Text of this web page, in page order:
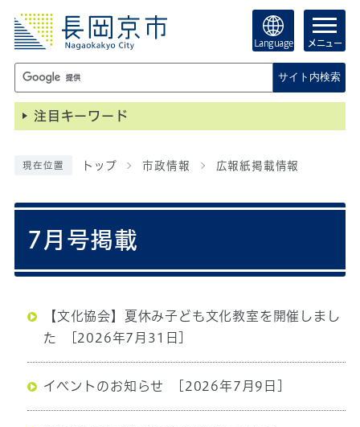
Language メニュー
サイト内検索
注目キーワード
現在位置 トップ 市政情報 広報紙掲載情報
7月号掲載
【文化協会】夏休み子ども文化教室を開催しまし
た
[2026年7月31日]
イベントのお知らせ [2026年7月9日]